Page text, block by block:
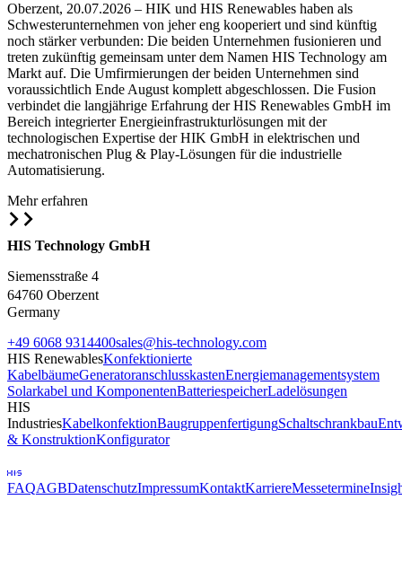
Oberzent, 20.07.2026 – HIK und HIS Renewables haben als
Schwesterunternehmen von jeher eng kooperiert und sind künftig
noch stärker verbunden: Die beiden Unternehmen fusionieren und
treten zukünftig gemeinsam unter dem Namen HIS Technology am
Markt auf. Die Umfirmierungen der beiden Unternehmen sind
voraussichtlich Ende August komplett abgeschlossen. Die Fusion
verbindet die langjährige Erfahrung der HIS Renewables GmbH im
Bereich integrierter Energieinfrastrukturlösungen mit der
technologischen Expertise der HIK GmbH in elektrischen und
mechatronischen Plug & Play-Lösungen für die industrielle
Automatisierung.
Mehr erfahren
HIS Technology GmbH
Siemensstraße 4
64760 Oberzent
Germany
+49 6068 9314400sales@his-technology.com
HIS RenewablesKonfektionierte
KabelbäumeGeneratoranschlusskastenEnergiemanagementsystem
Solarkabel und KomponentenBatteriespeicherLadelösungen
HIS
IndustriesKabelkonfektionBaugruppenfertigungSchaltschrankbau
& KonstruktionKonfigurator
FAQAGBDatenschutzImpressumKontaktKarriereMessetermine